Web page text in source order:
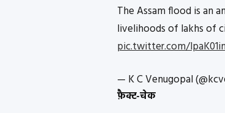
The Assam flood is an
livelihoods of lakhs of
pic.twitter.com/
— K C Venugopal
फ़ैक्ट-चेक